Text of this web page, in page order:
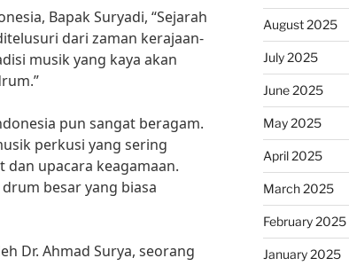
Bapak Suryadi, “Sejarah
dari zaman kerajaan-
musik yang kaya akan
pun sangat beragam.
perkusi yang sering
dan upacara keagamaan.
besar yang biasa
Dr. Ahmad Surya, seorang
August 2025
July 2025
June 2025
May 2025
April 2025
March 2025
February 2025
January 2025